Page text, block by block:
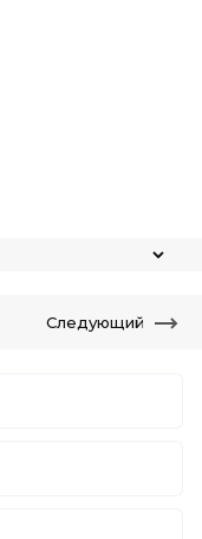
Следующий